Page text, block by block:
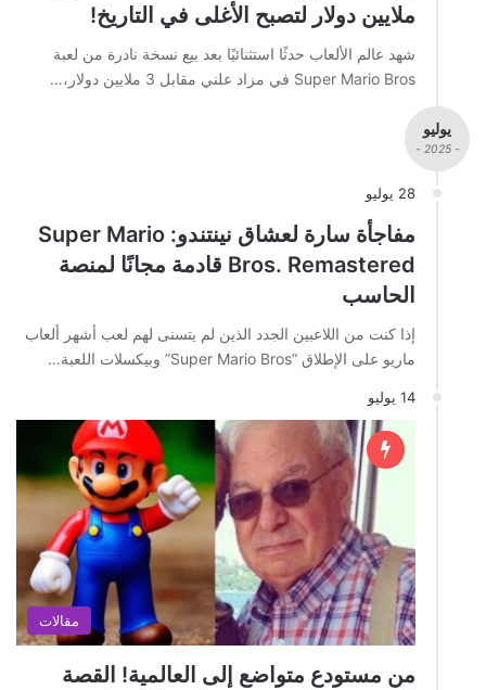
ملايين دولار لتصبح الأغلى في التاريخ!
شهد عالم الألعاب حدثًا استثنائيًا بعد بيع نسخة نادرة من لعبة
Super Mario Bros في مزاد علني مقابل 3 ملايين دولار،…
يوليو
- 2025 -
28 يوليو
مفاجأة سارة لعشاق نينتندو: Super Mario
Bros. Remastered قادمة مجانًا لمنصة
الحاسب
إذا كنت من اللاعبين الجدد الذين لم يتسنى لهم لعب أشهر ألعاب
ماريو على الإطلاق “Super Mario Bros” وبيكسلات اللعبة…
14 يوليو
مقالات
من مستودع متواضع إلى العالمية! القصة